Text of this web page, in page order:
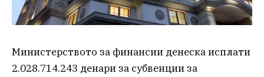
Министерството за финансии денеска исплати
2.028.714.243 денари за субвенции за